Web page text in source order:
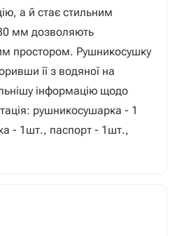
а й стає стильним
мм дозволяють
простором. Рушникосушку
її з водяної на
інформацію щодо
рушникосушарка - 1
- 1шт., паспорт - 1шт.,